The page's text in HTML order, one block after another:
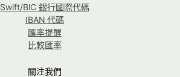
Swift/BIC 銀行國際代碼
IBAN 代碼
匯率提醒
比較匯率
關注我們